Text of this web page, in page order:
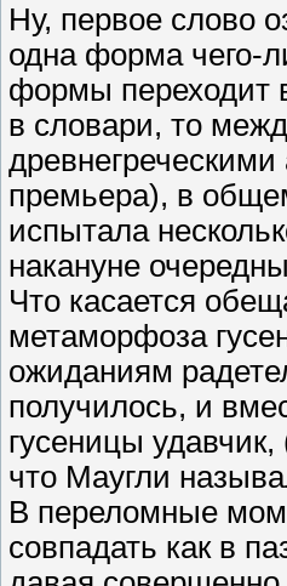
Ну, первое слово
одна форма чего-
формы переходит
в словари, то
премьера), в
испытала
накануне
Что касается
метаморфоза
ожиданиям
получилось, и
гусеницы
что Маугли
В переломные
совпадать как в